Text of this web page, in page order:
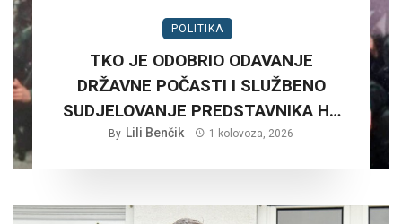
POLITIKA
TKO JE ODOBRIO ODAVANJE
DRŽAVNE POČASTI I SLUŽBENO
SUDJELOVANJE PREDSTAVNIKA HV
NA RUŠNJAKU KOD BADERNE 27,
By Lili Benčik 1 kolovoza, 2026